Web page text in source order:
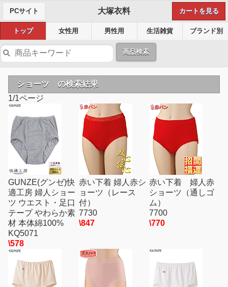
PCサイト 大塚衣料 カートを見る
トップ 女性用 男性用 生活雑貨 ブランド別
商品検索
ショーツ の検索結果
1/1ページ
GUNZE(グンゼ)快
適工房 婦人ショー
ツ ウエスト・足口
テープ やわらか素
材 本体綿100%
KQ5071
\578
赤い下着 婦人赤シ
ョーツ（レース
付）
7730
\847
赤い下着 婦人赤
ショーツ（通しゴ
ム）
7700
\770